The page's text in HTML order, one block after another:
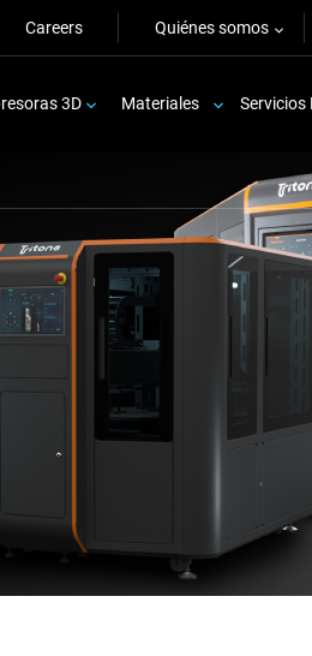
Careers Quiénes somos
3D Materiales Servicios